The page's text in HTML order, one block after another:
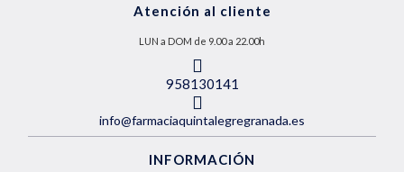
Atención al cliente
LUN a DOM de 9.00 a 22.00h
958130141
info@farmaciaquintalegregranada.es
INFORMACIÓN